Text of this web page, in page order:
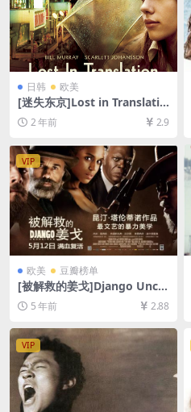
日韩 欧美
[迷失东京]Lost in Translatio
n (2003)[百度网盘+夸克网盘1
080P超清未删减资源][网盘在
英字幕]
2 年前 2.9
VIP
欧美 豆瓣榜单
[被解救的姜戈]Django Unch
ained (2012)[百度网盘+迅雷
云盘资源1080P超清未删减]
[MP4/10GB][中英字幕]
5 年前 2.88
VIP